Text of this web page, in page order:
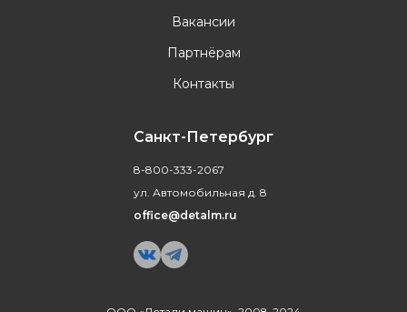
Вакансии
Партнёрам
Контакты
Санкт-Петербург
8-800-333-2067
ул. Автомобильная д. 8
office@detalm.ru